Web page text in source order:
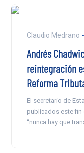
Claudio Medrano
Andrés
reintegración
Reforma
El secretario de
publicados este fin
“nunca hay que